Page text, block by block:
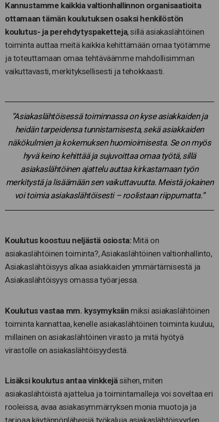
Kannustamme kaikkia valtionhallinnon organisaatioita
ottamaan tämän koulutuksen osaksi henkilöstön
koulutus- ja perehdytyspaketteja, sillä asiakaslähtöinen
toiminta auttaa meitä kaikkia kehittämään omaa työtämme
ja toteuttamaan omaa tehtäväämme mahdollisimman
vaikuttavasti, merkityksellisesti ja tehokkaasti.
”Asiakaslähtöisessä toiminnassa on kyse asiakkaiden ja
heidän tarpeidensa tunnistamisesta, sekä asiakkaiden
näkökulmien ja kokemuksen huomioimisesta. Se on myös
hyvä keino kehittää ja sujuvoittaa omaa työtä, sillä
asiakaslähtöinen ajattelu auttaa kirkastamaan työn
merkitystä ja lisäämään sen vaikuttavuutta. Meistä jokainen
voi toimia asiakaslähtöisesti – roolistaan riippumatta.”
Koulutus koostuu neljästä osiosta:Mitä on
asiakaslähtöinen toiminta?, Asiakaslähtöinen valtionhallinto,
Asiakaslähtöisyys alkaa asiakkaiden ymmärtämisestä ja
Asiakaslähtöisyys omassa työarjessa.
Koulutus vastaa mm. kysymyksiin miksi asiakaslähtöinen
toiminta kannattaa, kenelle asiakaslähtöinen toiminta kuuluu,
millainen on asiakaslähtöinen virasto ja mitä hyötyä
virastolle on asiakaslähtöisyydestä.
Lisäksi koulutus antaa vinkkejäsiihen, miten
asiakaslähtöistä ajattelua ja toimintamalleja voi soveltaa eri
rooleissa, avaa asiakasymmärryksen monia muotoja ja
tarjoaa käytännönläheisiä työkaluja asiakaslähtöisyyden